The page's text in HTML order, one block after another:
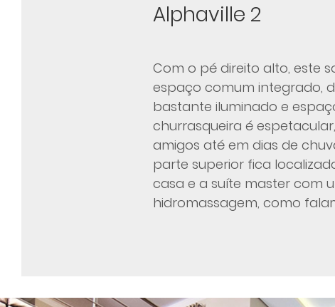
Alphaville 2
Com o pé direito alto, este
espaço comum integrado,
bastante iluminado e
churrasqueira é
amigos até em dias de
parte superior fica
casa e a suíte master com
hidromassagem, como